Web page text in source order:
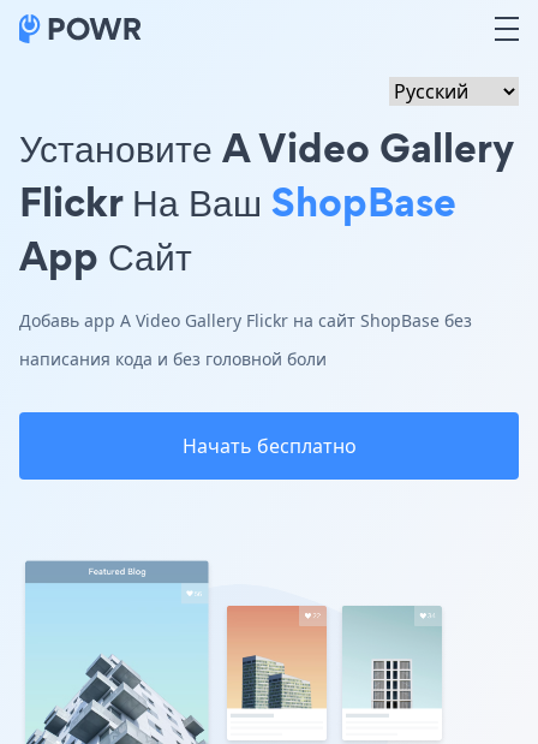
Установите A Video Gallery
Flickr На Ваш ShopBase
App Сайт
Добавь app A Video Gallery Flickr на сайт ShopBase без
написания кода и без головной боли
Начать бесплатно